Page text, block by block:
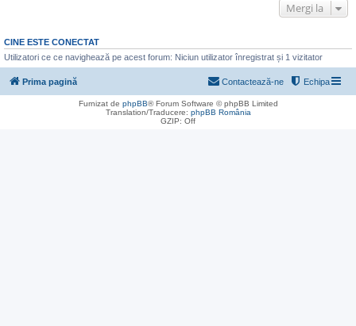
Mergi la
CINE ESTE CONECTAT
Utilizatori ce ce navighează pe acest forum: Niciun utilizator înregistrat și 1 vizitator
Prima pagină Echipa
Contactează-ne
Furnizat de phpBB® Forum Software © phpBB Limited
Translation/Traducere: phpBB România
GZIP: Off